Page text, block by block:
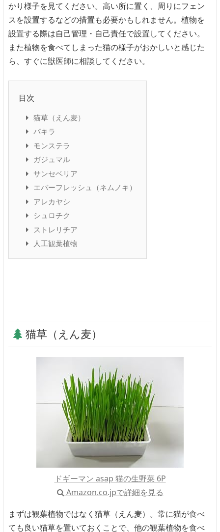
かり様子を見てください。高い所に置く、周りにフェン
スを設置するなどの措置も必要かもしれません。植物を
設置する際は自己管理・自己責任で設置してください。
また植物を食べてしまった猫の様子がおかしいと感じた
ら、すぐに獣医師に相談してください。
目次
猫草（えん麦）
パキラ
モンステラ
ガジュマル
サンセベリア
エバーフレッシュ（ネムノキ）
アレカヤシ
シュロチク
ストレリチア
人工観葉植物
猫草（えん麦）
ドギーマン asap 猫の生野菜 6P
Amazon.co.jpで詳細を見る
まずは観葉植物ではなく猫草（えん麦）。常に猫が食べ
ても良い猫草を置いておくことで、他の観葉植物を食べ